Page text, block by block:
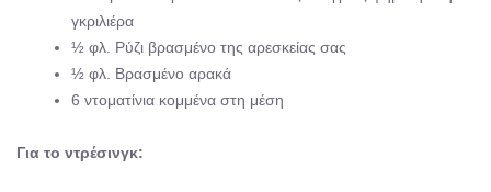
γκριλιέρα
½ φλ. Ρύζι βρασμένο της αρεσκείας σας
½ φλ. Βρασμένο αρακά
6 ντοματίνια κομμένα στη μέση
Για το ντρέσινγκ: